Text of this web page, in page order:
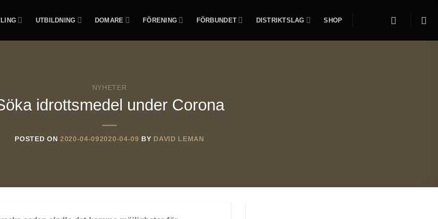
UTBILDNING DOMARE FÖRENING FÖRBUNDET DISTRIKTSLAG SHOP
NYHETER
idrottsmedel under Corona
POSTED ON2020-04-092020-04-09 BY DAVID LEMAN